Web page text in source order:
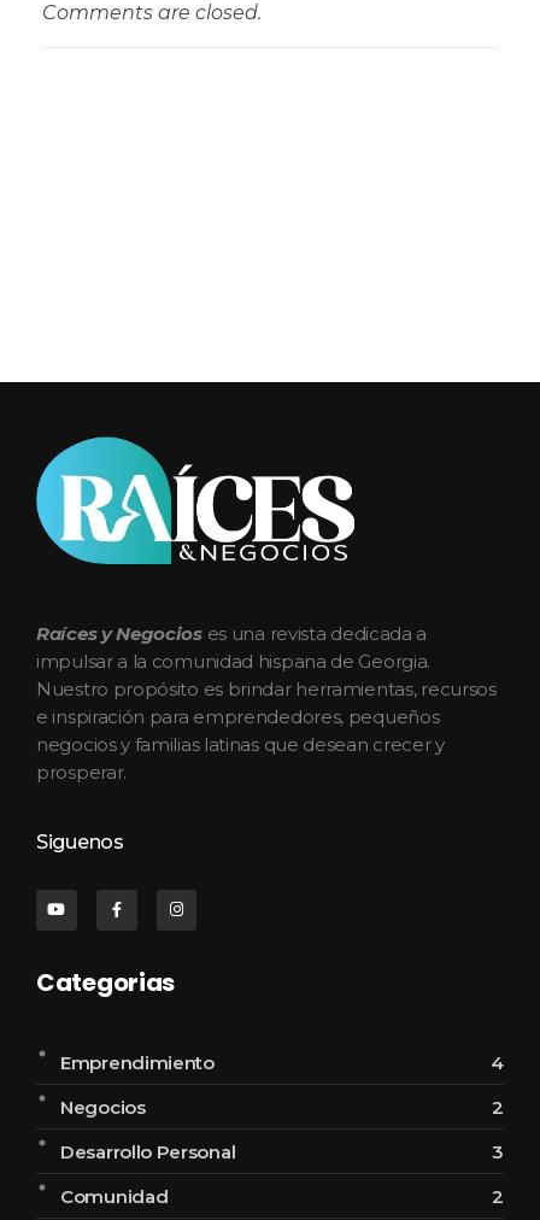
Comments are closed.
Raíces y Negocioses una revista dedicada a
impulsar a la comunidad hispana de Georgia.
Nuestro propósito es brindar herramientas, recursos
e inspiración para emprendedores, pequeños
negocios y familias latinas que desean crecer y
prosperar.
Siguenos
Categorias
Emprendimiento
4
Negocios
2
Desarrollo Personal
3
Comunidad
2